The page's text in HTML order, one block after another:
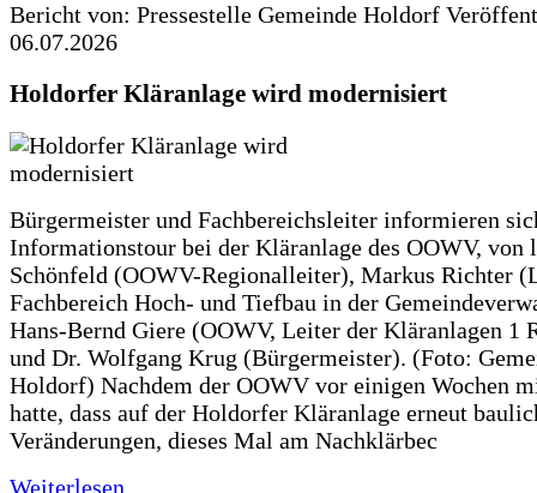
Bericht von: Pressestelle Gemeinde Holdorf
06.07.2026
Holdorfer Kläranlage wird modernisiert
Bürgermeister und Fachbereichsleiter informieren
Informationstour bei der Kläranlage des OOWV, von
Schönfeld (OOWV-Regionalleiter), Markus Richter
Fachbereich Hoch- und Tiefbau in der
Hans-Bernd Giere (OOWV, Leiter der Kläranlagen 1
und Dr. Wolfgang Krug (Bürgermeister). (Foto:
Holdorf) Nachdem der OOWV vor einigen Wochen
hatte, dass auf der Holdorfer Kläranlage erneut
Veränderungen, dieses Mal am Nachklärbec
Weiterlesen